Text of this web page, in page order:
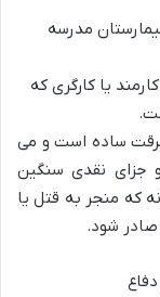
مدرسه
یا کارگری که
ساده است و می
جزای نقدی سنگین
که منجر به قتل یا
صادر شود.
دفاع